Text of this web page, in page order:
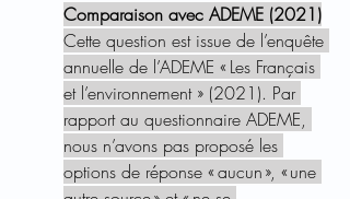
Comparaison avec ADEME (2021)
Cette question est issue de l’enquête
annuelle de l’ADEME « Les Français
et l’environnement » (2021). Par
rapport au questionnaire ADEME,
nous n’avons pas proposé les
options de réponse « aucun », « une